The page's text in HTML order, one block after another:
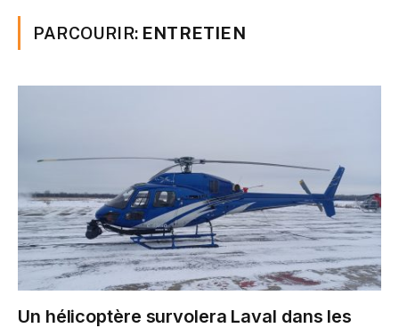
PARCOURIR: ENTRETIEN
Un hélicoptère survolera Laval dans les